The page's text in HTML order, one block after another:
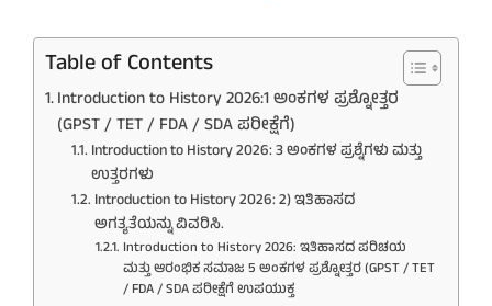
Table of Contents
Introduction to History 2026:1 ಅಂಕಗಳ ಪ್ರಶ್ನೋತ್ತರ
(GPST / TET / FDA / SDA ಪರೀಕ್ಷೆಗೆ)
Introduction to History 2026: 3 ಅಂಕಗಳ ಪ್ರಶ್ನೆಗಳು ಮತ್ತು
ಉತ್ತರಗಳು
Introduction to History 2026: 2) ಇತಿಹಾಸದ
ಅಗತ್ಯತೆಯನ್ನು ವಿವರಿಸಿ.
Introduction to History 2026: ಇತಿಹಾಸದ ಪರಿಚಯ
ಮತ್ತು ಆರಂಭಿಕ ಸಮಾಜ 5 ಅಂಕಗಳ ಪ್ರಶ್ನೋತ್ತರ (GPST / TET
/ FDA / SDA ಪರೀಕ್ಷೆಗೆ ಉಪಯುಕ್ತ